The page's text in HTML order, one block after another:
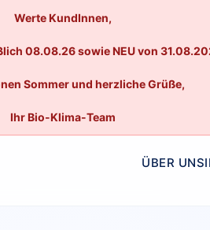
Werte KundInnen,
08.08.26 sowie NEU von
Sommer und herzliche Grüße,
Ihr Bio-Klima-Team
ÜBER UNS